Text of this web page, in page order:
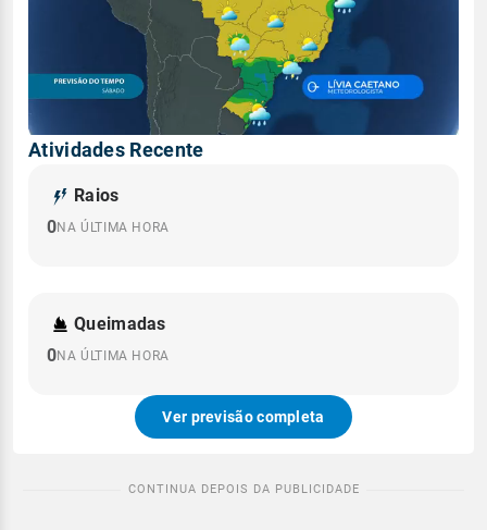
Atividades Recente
Raios
0NA ÚLTIMA HORA
Queimadas
0NA ÚLTIMA HORA
Ver previsão completa